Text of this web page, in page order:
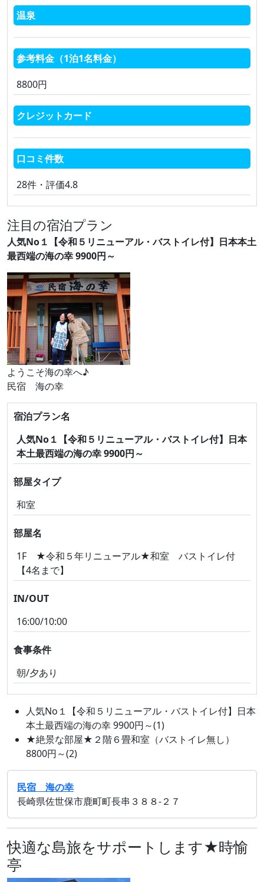
温泉
参考料金（1泊1名料金）
8800円
クレジットカード
口コミ件数
28件・評価4.8
注目の宿泊プラン
人気No１【令和５リニューアル・バストイレ付】日本本土
最西端の海の幸 9900円～
ようこそ海の幸へ♪
民宿 海の幸
宿泊プラン名
人気No１【令和５リニューアル・バストイレ付】日本
本土最西端の海の幸 9900円～
部屋タイプ
和室
部屋名
1F ★令和５年リニューアル★和室 バストイレ付
【4名まで】
IN/OUT
16:00/10:00
食事条件
朝/夕あり
人気No１【令和５リニューアル・バストイレ付】日本
本土最西端の海の幸 9900円～(1)
★絶景な部屋★２階６畳和室（バストイレ無し）
8800円～(2)
民宿 海の幸
長崎県佐世保市鹿町町長串３８８‐２７
快適な島旅をサポートします★時愉
亭